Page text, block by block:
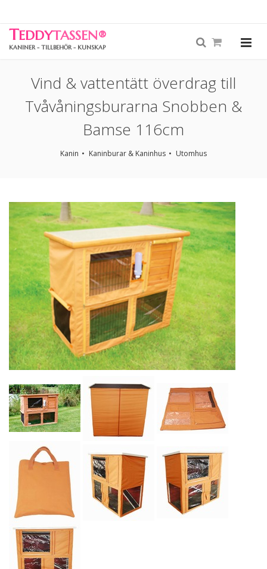
TEDDYTASSEN®
KANINER - TILLBEHÖR - KUNSKAP
Vind & vattentätt överdrag till
Tvåvåningsburarna Snobben &
Bamse 116cm
Kanin Kaninburar & Kaninhus Utomhus